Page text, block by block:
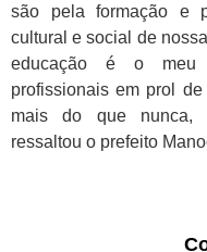
são pela formação e
cultural e social de
educação é o meu
profissionais em prol
mais do que nunca,
ressaltou o prefeito